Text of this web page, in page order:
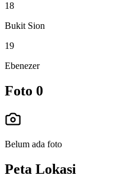
18
Bukit Sion
19
Ebenezer
Foto 0
Belum ada foto
Peta Lokasi